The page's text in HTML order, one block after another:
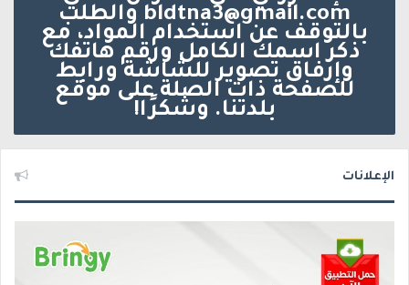
bldtna3@gmail.com والطلب
بالتوقف عن استخدام المواد، مع
ذكر اسمك الكامل ورقم هاتفك
وإرفاق تصوير للشاشة ورابط
للصفحة ذات الصلة على موقع
بلدتنا. وشكرًا!
الإعلانات